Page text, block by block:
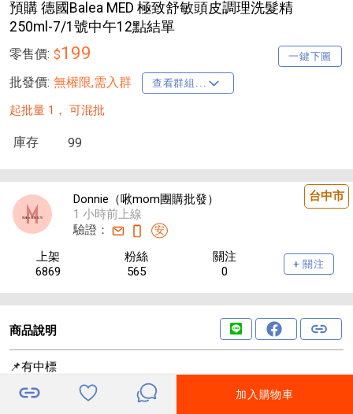
預購 德國Balea MED 極致舒敏頭皮調理洗髮精
250ml-7/1號中午12點結單
零售價: $199 一鍵下圖
批發價: 無權限,需入群 查看群組...
起批量 1， 可混批
庫存 99
台中市
Donnie（啾mom團購批發）
1 小時前上線
驗證：
安
上架
6869
粉絲
565
關注
0
+ 關注
商品說明
📌有中標
⏳效期 ：2027/9
價格調降
加入購物車